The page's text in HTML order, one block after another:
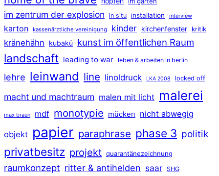
im zentrum der explosion in situ installation interview
karton kassenärztliche vereinigung kinder kirchenfenster kritik
kränehähn kubakü kunst im öffentlichen Raum
landschaft leading to war leben & arbeiten in berlin
lehre leinwand line linoldruck LKA 2008 locked off
macht und machtraum malen mit licht malerei
max braun mdf monotypie mücken nicht abwegig
objekt papier paraphrase phase 3 politik
privatbesitz projekt quarantänezeichnung
raumkonzept ritter & antihelden saar SHG